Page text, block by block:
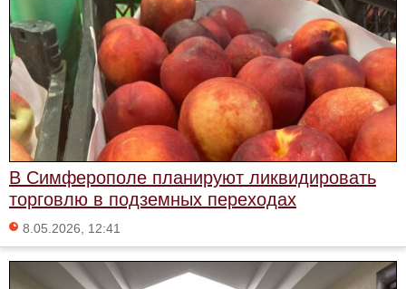
В Симферополе планируют ликвидировать
торговлю в подземных переходах
8.05.2026, 12:41